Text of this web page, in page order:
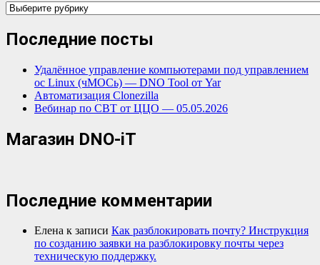
Категории
Последние посты
Удалённое управление компьютерами под управлением
ос Linux (чМОСь) — DNO Tool от Yar
Автоматизация Clonezilla
Вебинар по СВТ от ЦЦО — 05.05.2026
Магазин DNO-iT
Последние комментарии
Елена к записи Как разблокировать почту? Инструкция
по созданию заявки на разблокировку почты через
техническую поддержку.